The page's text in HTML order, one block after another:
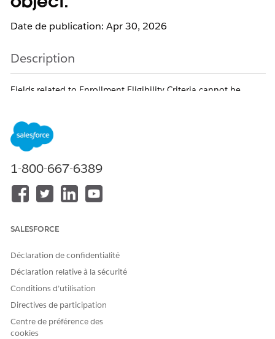
Date de publication: Apr 30, 2026
Description
Fields related to Enrollment Eligibility Criteria cannot be
object. This behavior is a known Salesforce limitation.
Numéro d’article de la base de connaissances
005321486
CET ARTICLE A-T-IL RÉSOLU VOTRE PROBLÈME ?
Oui
1-800-667-6389
SALESFORCE
Déclaration de confidentialité
Déclaration relative à la sécurité
Conditions d’utilisation
Directives de participation
Centre de préférence des
cookies